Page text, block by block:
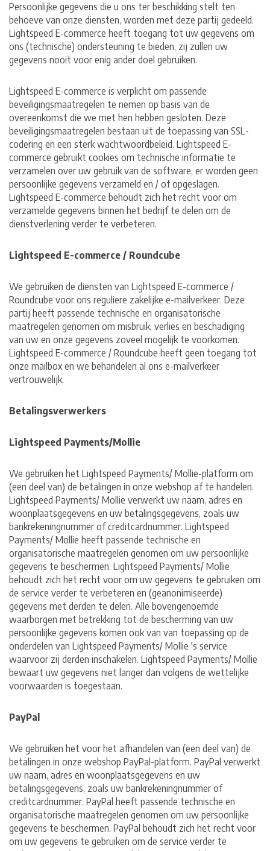
Persoonlijke gegevens die u ons ter beschikking stelt ten
behoeve van onze diensten, worden met deze partij gedeeld.
Lightspeed E-commerce heeft toegang tot uw gegevens om
ons (technische) ondersteuning te bieden, zij zullen uw
gegevens nooit voor enig ander doel gebruiken.
Lightspeed E-commerce is verplicht om passende
beveiligingsmaatregelen te nemen op basis van de
overeenkomst die we met hen hebben gesloten. Deze
beveiligingsmaatregelen bestaan ​​uit de toepassing van SSL-
codering en een sterk wachtwoordbeleid. Lightspeed E-
commerce gebruikt cookies om technische informatie te
verzamelen over uw gebruik van de software, er worden geen
persoonlijke gegevens verzameld en / of opgeslagen.
Lightspeed E-commerce behoudt zich het recht voor om
verzamelde gegevens binnen het bedrijf te delen om de
dienstverlening verder te verbeteren.
Lightspeed E-commerce / Roundcube
We gebruiken de diensten van Lightspeed E-commerce /
Roundcube voor ons reguliere zakelijke e-mailverkeer. Deze
partij heeft passende technische en organisatorische
maatregelen genomen om misbruik, verlies en beschadiging
van uw en onze gegevens zoveel mogelijk te voorkomen.
Lightspeed E-commerce / Roundcube heeft geen toegang tot
onze mailbox en we behandelen al ons e-mailverkeer
vertrouwelijk.
Betalingsverwerkers
Lightspeed Payments/Mollie
We gebruiken het Lightspeed Payments/ Mollie-platform om
(een deel van) de betalingen in onze webshop af te handelen.
Lightspeed Payments/ Mollie verwerkt uw naam, adres en
woonplaatsgegevens en uw betalingsgegevens, zoals uw
bankrekeningnummer of creditcardnummer. Lightspeed
Payments/ Mollie heeft passende technische en
organisatorische maatregelen genomen om uw persoonlijke
gegevens te beschermen. Lightspeed Payments/ Mollie
behoudt zich het recht voor om uw gegevens te gebruiken om
de service verder te verbeteren en (geanonimiseerde)
gegevens met derden te delen. Alle bovengenoemde
waarborgen met betrekking tot de bescherming van uw
persoonlijke gegevens komen ook van van toepassing op de
onderdelen van Lightspeed Payments/ Mollie 's service
waarvoor zij derden inschakelen. Lightspeed Payments/ Mollie
bewaart uw gegevens niet langer dan volgens de wettelijke
voorwaarden is toegestaan.
PayPal
We gebruiken het voor het afhandelen van (een deel van) de
betalingen in onze webshop PayPal-platform. PayPal verwerkt
uw naam, adres en woonplaatsgegevens en uw
betalingsgegevens, zoals uw bankrekeningnummer of
creditcardnummer. PayPal heeft passende technische en
organisatorische maatregelen genomen om uw persoonlijke
gegevens te beschermen. PayPal behoudt zich het recht voor
om uw gegevens te gebruiken om de service verder te